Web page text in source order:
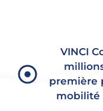
VINCI
première
mobilité